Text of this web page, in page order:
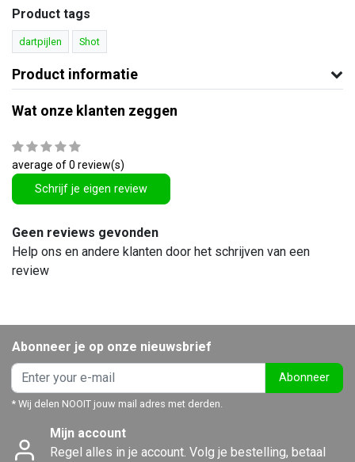
Product tags
dartpijlen Shot
Product informatie
Wat onze klanten zeggen
average of 0 review(s)
Schrijf je eigen review
Geen reviews gevonden
Help ons en andere klanten door het schrijven van een
review
Abonneer je op onze nieuwsbrief
Abonneer
* Wij delen NOOIT jouw mail adres met derden.
Mijn account
Regel alles in je account. Volg je bestelling, betaal